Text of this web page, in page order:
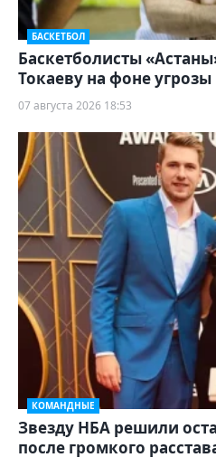
БАСКЕТБОЛ
Баскетболисты
Токаеву на фоне
07 августа 2026 18:53
КОМАНДНЫЕ
Звезду НБА решили
после громкого